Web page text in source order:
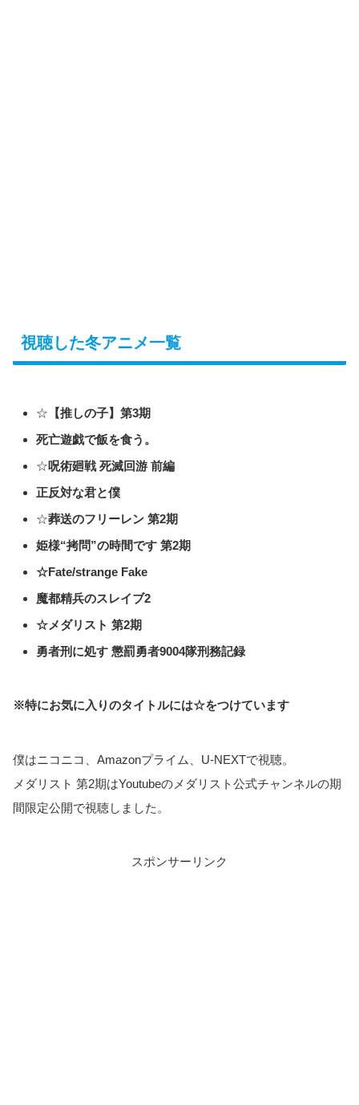
視聴した冬アニメ一覧
☆ 【推しの子】第3期
死亡遊戯で飯を食う。
☆呪術廻戦 死滅回游 前編
正反対な君と僕
☆葬送のフリーレン 第2期
姫様“拷問”の時間です 第2期
☆Fate/strange Fake
魔都精兵のスレイブ2
☆メダリスト 第2期
勇者刑に処す 懲罰勇者9004隊刑務記録
※特にお気に入りのタイトルには☆をつけています
僕はニコニコ、Amazonプライム、U-NEXTで視聴。
メダリスト 第2期はYoutubeのメダリスト公式チャンネルの期
間限定公開で視聴しました。
スポンサーリンク